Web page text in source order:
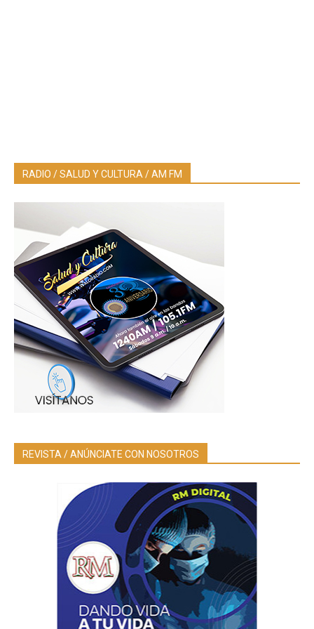
RADIO / SALUD Y CULTURA / AM FM
REVISTA / ANÚNCIATE CON NOSOTROS